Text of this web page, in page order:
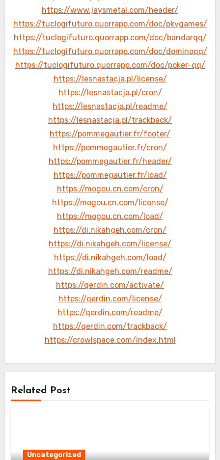
https://www.jaysmetal.com/header/
https://tuclogifuturo.quorrapp.com/doc/pkvgames/
https://tuclogifuturo.quorrapp.com/doc/bandarqq/
https://tuclogifuturo.quorrapp.com/doc/dominoqq/
https://tuclogifuturo.quorrapp.com/doc/poker-qq/
https://lesnastacja.pl/license/
https://lesnastacja.pl/cron/
https://lesnastacja.pl/readme/
https://lesnastacja.pl/trackback/
https://pommegautier.fr/footer/
https://pommegautier.fr/cron/
https://pommegautier.fr/header/
https://pommegautier.fr/load/
https://mogou.cn.com/cron/
https://mogou.cn.com/license/
https://mogou.cn.com/load/
https://di.nikahgeh.com/cron/
https://di.nikahgeh.com/license/
https://di.nikahgeh.com/load/
https://di.nikahgeh.com/readme/
https://qerdin.com/activate/
https://qerdin.com/license/
https://qerdin.com/readme/
https://qerdin.com/trackback/
https://crowlspace.com/index.html
Related Post
Uncategorized